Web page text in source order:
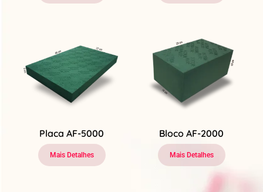
Placa AF-5000
Mais Detalhes
Bloco AF-2000
Mais Detalhes